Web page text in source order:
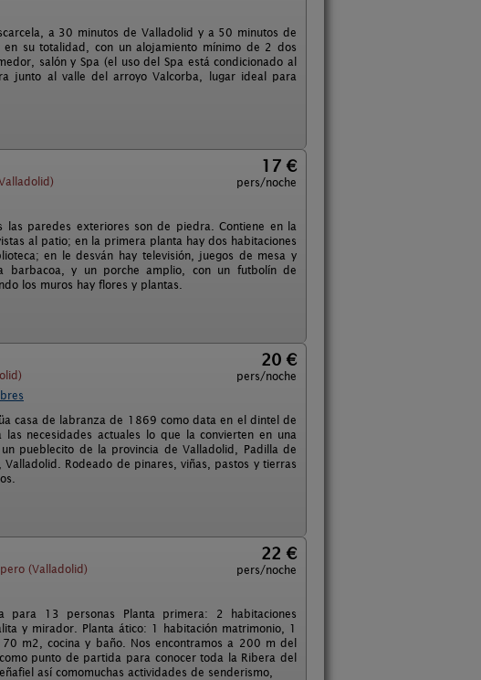
a 30 minutos de Valladolid y a 50 minutos de
su totalidad, con un alojamiento mínimo de 2 dos
salón y Spa (el uso del Spa está condicionado al
junto al valle del arroyo Valcorba, lugar ideal para
17 €
pers/noche
las paredes exteriores son de piedra. Contiene en la
al patio; en la primera planta hay dos habitaciones
en le desván hay televisión, juegos de mesa y
y un porche amplio, con un futbolín de
los muros hay flores y plantas.
20 €
pers/noche
casa de labranza de 1869 como data en el dintel de
necesidades actuales lo que la convierten en una
pueblecito de la provincia de Valladolid, Padilla de
Rodeado de pinares, viñas, pastos y tierras
(Valladolid)
22 €
pers/noche
para 13 personas Planta primera: 2 habitaciones
y mirador. Planta ático: 1 habitación matrimonio, 1
m2, cocina y baño. Nos encontramos a 200 m del
punto de partida para conocer toda la Ribera del
así comomuchas actividades de senderismo,